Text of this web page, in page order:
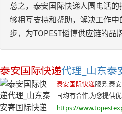
总之，泰安国际快递人圆电话
够相互支持和帮助，解决工作
步，为TOPEST韬博供应链的品
泰安国际快递代理_山东泰
泰安国际快递服务,泰
司均有合作,为您提供
https://